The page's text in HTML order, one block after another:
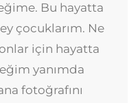
Bu hayatta
çocuklarım. Ne
için hayatta
yanımda
fotoğrafını